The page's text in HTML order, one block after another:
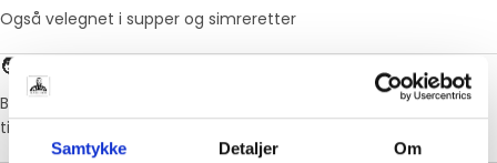
Samtykke Detaljer Om
Også velegnet i supper og simreretter
🧑‍🍳 Brugertip:
Brun kødet af og braiser det derefter i fond, øl eller tomat i 3–4
timer – resultatet er ekstremt mørt og velsmagende.